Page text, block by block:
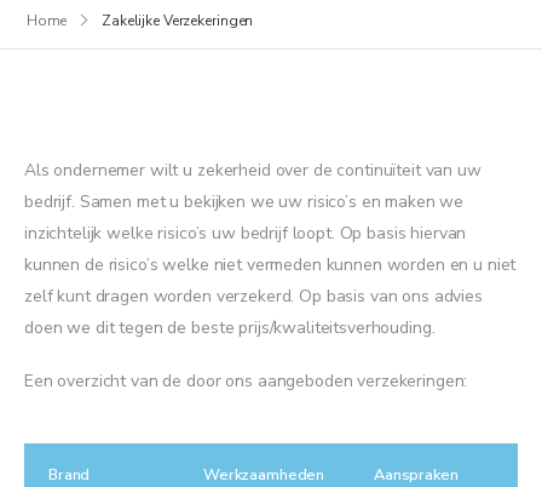
Home Zakelijke Verzekeringen
Als ondernemer wilt u zekerheid over de continuïteit van uw
bedrijf. Samen met u bekijken we uw risico’s en maken we
inzichtelijk welke risico’s uw bedrijf loopt. Op basis hiervan
kunnen de risico’s welke niet vermeden kunnen worden en u niet
zelf kunt dragen worden verzekerd. Op basis van ons advies
doen we dit tegen de beste prijs/kwaliteitsverhouding.
Een overzicht van de door ons aangeboden verzekeringen:
Brand Werkzaamheden Aanspraken